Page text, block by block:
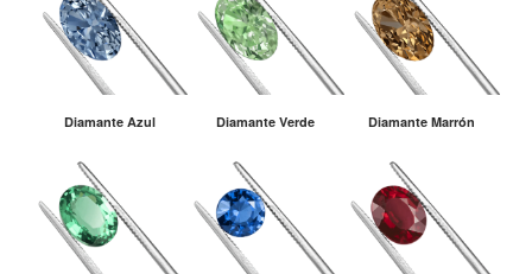
Diamante Azul Diamante Verde Diamante Marrón